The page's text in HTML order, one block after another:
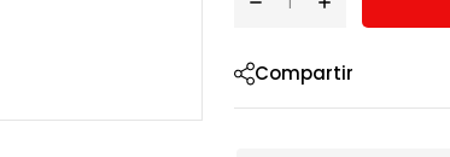
Compartir